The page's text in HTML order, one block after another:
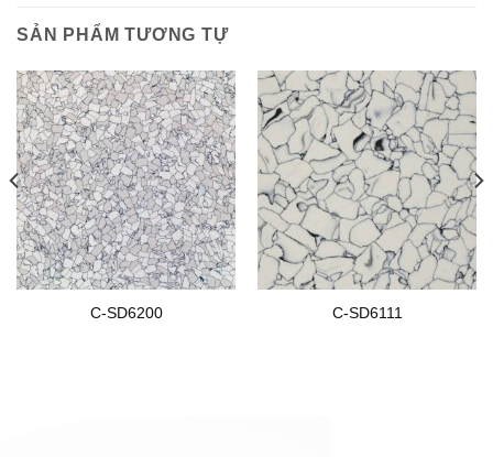
SẢN PHẨM TƯƠNG TỰ
C-SD6200 C-SD6111